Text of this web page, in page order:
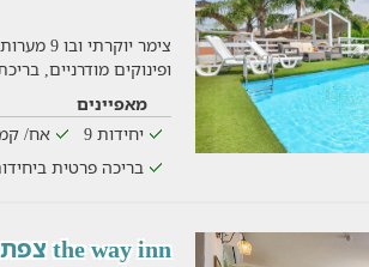
צימר
ופינוקים מודרניים,
מאפיינים
יחידות 9
אח/
בריכה פרטית
the way inn צפת